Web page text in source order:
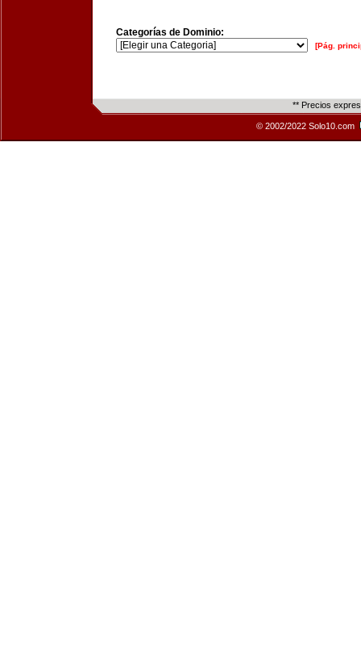
Categorías de Dominio:
[Pág.
** Precios
© 2002/2022 Solo10.com